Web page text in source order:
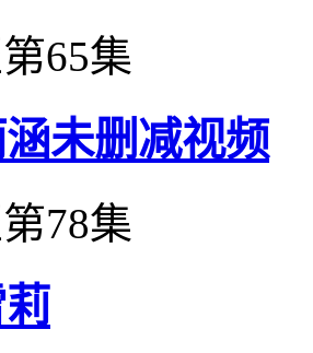
65集
未删减视频
78集